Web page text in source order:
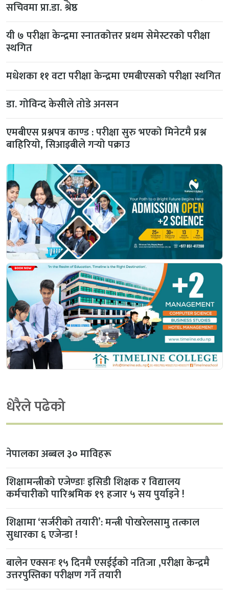
सचिवमा प्रा.डा. श्रेष्ठ
यी ७ परीक्षा केन्द्रमा स्नातकोत्तर प्रथम सेमेस्टरको परीक्षा
स्थगित
मधेशका ११ वटा परीक्षा केन्द्रमा एमबीएसको परीक्षा स्थगित
डा. गोविन्द केसीले तोडे अनसन
एमबीएस प्रश्नपत्र काण्ड : परीक्षा सुरु भएको मिनेटमै प्रश्न
बाहिरियो, सिआइबीले गर्‍यो पक्राउ
धेरैले पढेको
नेपालका अब्बल ३० माविहरू
शिक्षामन्त्रीको एजेण्डाः इसिडी शिक्षक र विद्यालय
कर्मचारीको पारिश्रमिक १९ हजार ५ सय पुर्याइने !
शिक्षामा ‘सर्जरीको तयारी’: मन्त्री पोखरेलसामु तत्काल
सुधारका ६ एजेन्डा !
बालेन एक्सनः १५ दिनमै एसईईको नतिजा ,परीक्षा केन्द्रमै
उत्तरपुस्तिका परीक्षण गर्ने तयारी